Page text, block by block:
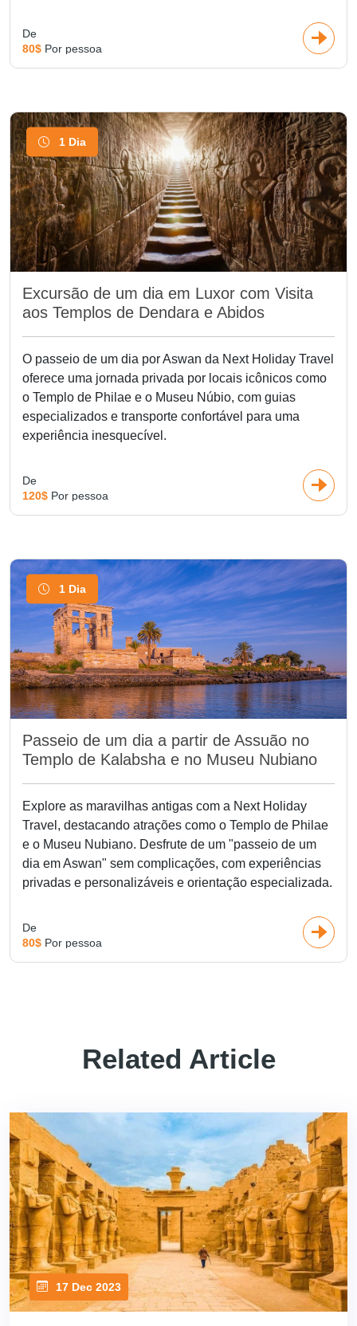
De
80$ Por pessoa
1 Dia
Excursão de um dia em Luxor com Visita
aos Templos de Dendara e Abidos
O passeio de um dia por Aswan da Next Holiday Travel
oferece uma jornada privada por locais icônicos como
o Templo de Philae e o Museu Núbio, com guias
especializados e transporte confortável para uma
experiência inesquecível.
De
120$ Por pessoa
1 Dia
Passeio de um dia a partir de Assuão no
Templo de Kalabsha e no Museu Nubiano
Explore as maravilhas antigas com a Next Holiday
Travel, destacando atrações como o Templo de Philae
e o Museu Nubiano. Desfrute de um "passeio de um
dia em Aswan" sem complicações, com experiências
privadas e personalizáveis e orientação especializada.
De
80$ Por pessoa
Related Article
17 Dec 2023